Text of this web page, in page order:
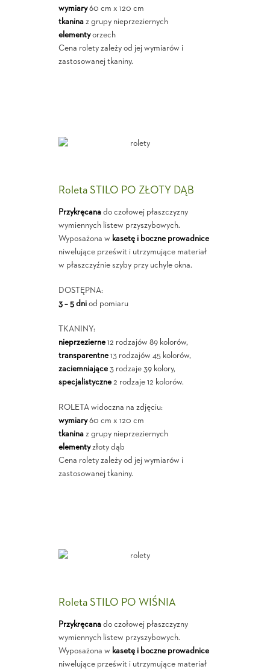
wymiary60 cm x 120 cm
tkaninaz grupy nieprzeziernych
elementyorzech
Cena rolety zależy od jej wymiarów i
zastosowanej tkaniny.
Roleta STILO PO ZŁOTY DĄB
Przykręcanado czołowej płaszczyzny
wymiennych listew przyszybowych.
Wyposażona w kasetę i boczne prowadnice
niwelujące prześwit i utrzymujące materiał
w płaszczyźnie szyby przy uchyle okna.
DOSTĘPNA:
3 – 5 dniod pomiaru
TKANINY:
nieprzezierne12 rodzajów 89 kolorów,
transparentne13 rodzajów 45 kolorów,
zaciemniające3 rodzaje 39 kolory,
specjalistyczne2 rodzaje 12 kolorów.
ROLETA widoczna na zdjęciu:
wymiary60 cm x 120 cm
tkaninaz grupy nieprzeziernych
elementyzłoty dąb
Cena rolety zależy od jej wymiarów i
zastosowanej tkaniny.
Roleta STILO PO WIŚNIA
Przykręcanado czołowej płaszczyzny
wymiennych listew przyszybowych.
Wyposażona w kasetę i boczne prowadnice
niwelujące prześwit i utrzymujące materiał